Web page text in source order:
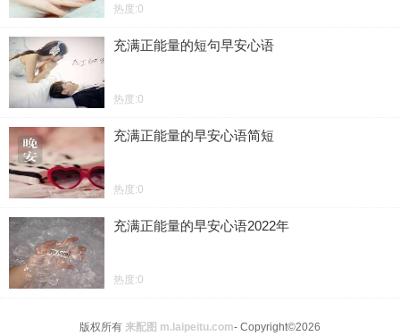
热度:0
充满正能量的短句早安心语
热度:0
充满正能量的早安心语简短
热度:0
充满正能量的早安心语2022年
热度:0
版权所有 来配图 m.laipeitu.com- Copyright©2026